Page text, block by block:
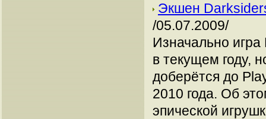
Экшен
/05.07.2009/
Изначально
в текущем году,
доберётся до
2010 года. Об
эпической